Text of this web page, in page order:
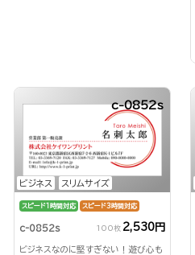
ビジネス スリムサイズ
c-0852s
スピード1時間対応 スピード3時間対応
c-0852s 100枚 2,530円
ビジネスなのに堅すぎない！遊び心も